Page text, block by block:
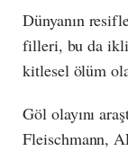
Dünyanın
filleri, bu da
kitlesel ölüm
Göl olayını
Fleischmann,